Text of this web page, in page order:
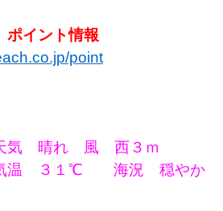
イント情報
point
風 西３ｍ
１℃ 海況 穏やか